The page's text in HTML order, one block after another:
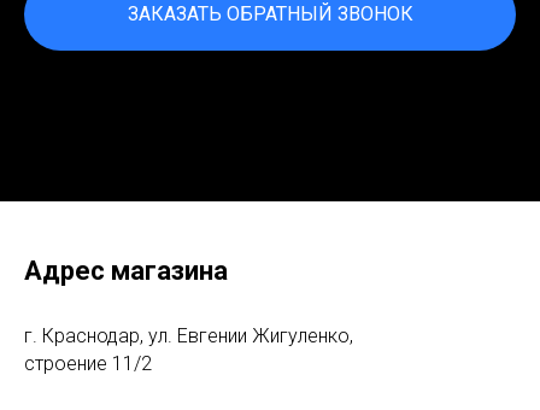
ЗАКАЗАТЬ ОБРАТНЫЙ ЗВОНОК
Адрес магазина
г. Краснодар, ул. Евгении Жигуленко,
строение 11/2